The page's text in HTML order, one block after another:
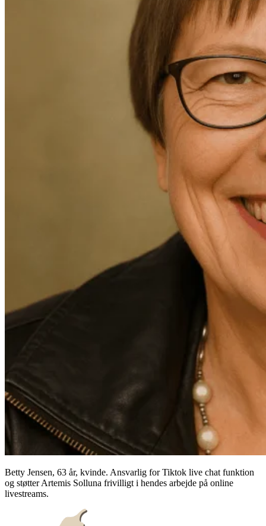
Betty Jensen, 63 år, kvinde. Ansvarlig for Tiktok live chat funktion
og støtter Artemis Solluna frivilligt i hendes arbejde på online
livestreams.